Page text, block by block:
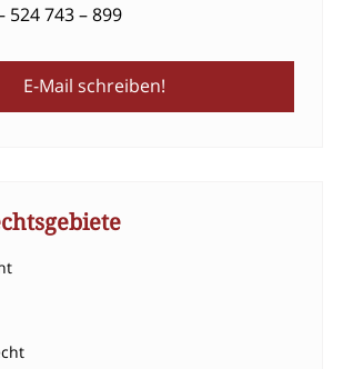
524 743 – 899
E-Mail schreiben!